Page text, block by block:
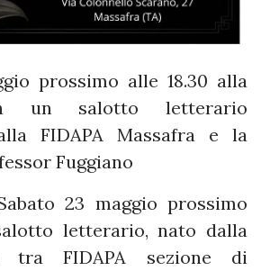
prossimo alle 18.30 alla
un salotto letterario
FIDAPA Massafra e la
Fuggiano
23 maggio prossimo
letterario, nato dalla
tra FIDAPA sezione di